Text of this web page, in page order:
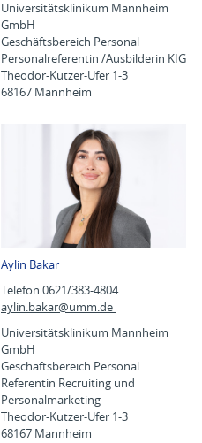
Universitätsklinikum Mannheim
GmbH
Geschäftsbereich Personal
Personalreferentin /Ausbilderin KIG
Theodor-Kutzer-Ufer 1-3
68167 Mannheim
Aylin Bakar
Telefon 0621/383-4804
aylin.bakar@umm.de
Universitätsklinikum Mannheim
GmbH
Geschäftsbereich Personal
Referentin Recruiting und
Personalmarketing
Theodor-Kutzer-Ufer 1-3
68167 Mannheim